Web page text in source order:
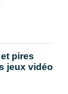
pires
jeux vidéo